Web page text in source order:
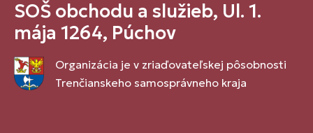
SOŠ obchodu a služieb, Ul. 1.
mája 1264, Púchov
Organizácia je v zriaďovateľskej pôsobnosti
Trenčianskeho samosprávneho kraja